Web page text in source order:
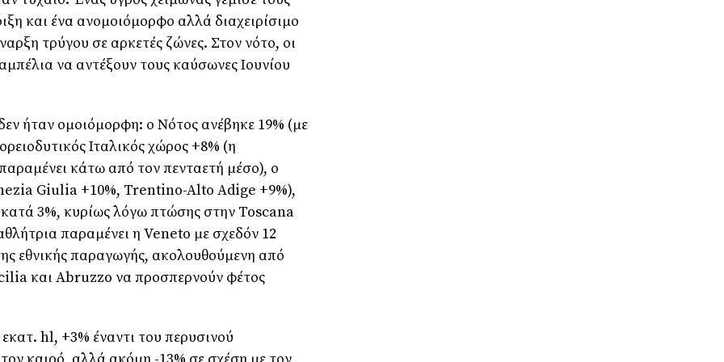
και ένα ανομοιόμορφο αλλά διαχειρίσιμο
τρύγου σε αρκετές ζώνες. Στον νότο, οι
να αντέξουν τους καύσωνες Ιουνίου
ήταν ομοιόμορφη: ο Νότος ανέβηκε 19% (με
Ιταλικός χώρος +8% (η
κάτω από τον πενταετή μέσο), ο
Giulia +10%, Trentino-Alto Adige +9%),
3%, κυρίως λόγω πτώσης στην Toscana
παραμένει η Veneto με σχεδόν 12
εθνικής παραγωγής, ακολουθούμενη από
και Abruzzo να προσπερνούν φέτος
hl, +3% έναντι του περυσινού